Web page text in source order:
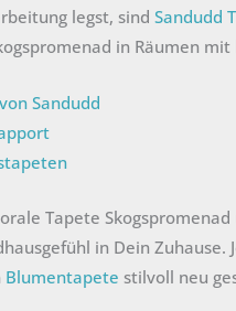
legst, sindSandudd
in Räumen
Sandudd
Tapete
in Dein
Blumentapete stilvoll neu